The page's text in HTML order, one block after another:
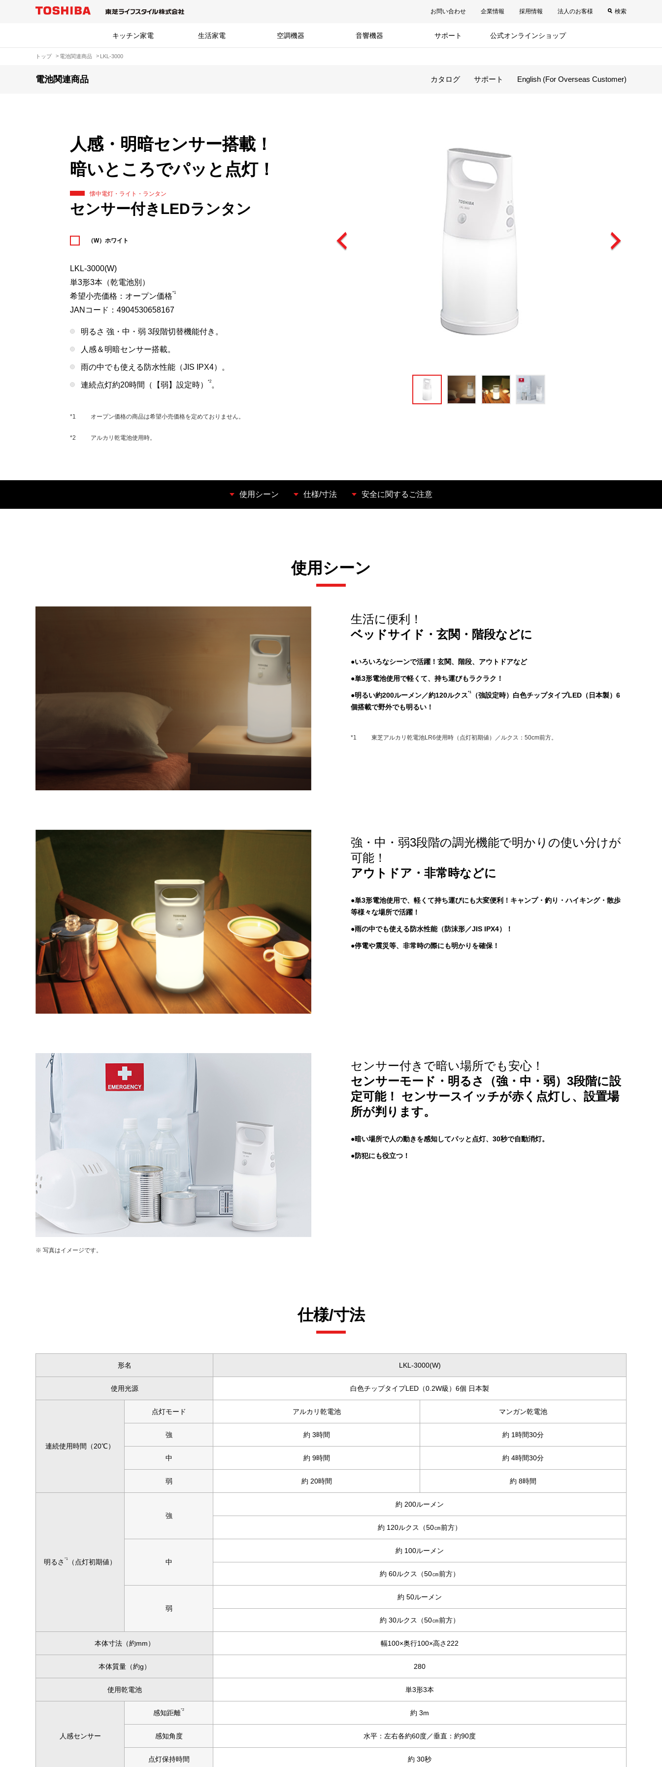
お問い合わせ 企業情報 採用情報 法人のお客様 検索
キッチン家電 生活家電 空調機器 音響機器 サポート 公式オンラインショップ
トップ 電池関連商品 LKL-3000
電池関連商品 カタログ サポート English (For Overseas Customer)
人感・明暗センサー搭載！
暗いところでパッと点灯！
懐中電灯・ライト・ランタン
センサー付きLEDランタン
（W）ホワイト
LKL-3000(W)
単3形3本（乾電池別）
希望小売価格：オープン価格*1
JANコード：4904530658167
明るさ 強・中・弱 3段階切替機能付き。
人感＆明暗センサー搭載。
雨の中でも使える防水性能（JIS IPX4）。
連続点灯約20時間（【弱】設定時） *2 。
*1 オープン価格の商品は希望小売価格を定めておりません。
*2 アルカリ乾電池使用時。
使用シーン 仕様/寸法 安全に関するご注意
使用シーン
生活に便利！
ベッドサイド・玄関・階段などに
●いろいろなシーンで活躍！玄関、階段、アウトドアなど
●単3形電池使用で軽くて、持ち運びもラクラク！
●明るい約200ルーメン／約120ルクス*1
（強設定時）白色チップタイプLED（日本製）6
個搭載で野外でも明るい！
*1 東芝アルカリ乾電池LR6使用時（点灯初期値）／ルクス：50cm前方。
強・中・弱3段階の調光機能で明かりの使い分けが
可能！
アウトドア・非常時などに
●単3形電池使用で、軽くて持ち運びにも大変便利！キャンプ・釣り・ハイキング・散歩
等様々な場所で活躍！
●雨の中でも使える防水性能（防沫形／JIS IPX4）！
●停電や震災等、非常時の際にも明かりを確保！
センサー付きで暗い場所でも安心！
センサーモード・明るさ（強・中・弱）3段階に設
定可能！ センサースイッチが赤く点灯し、設置場
所が判ります。
●暗い場所で人の動きを感知してパッと点灯、30秒で自動消灯。
●防犯にも役立つ！
※ 写真はイメージです。
仕様/寸法
形名 LKL-3000(W)
使用光源 白色チップタイプLED（0.2W級）6個 日本製
連続使用時間（20℃）
点灯モード アルカリ乾電池 マンガン乾電池
強 約 3時間 約 1時間30分
中 約 9時間 約 4時間30分
弱 約 20時間 約 8時間
明るさ *1 （点灯初期値）
強
約 200ルーメン
約 120ルクス（50㎝前方）
中
約 100ルーメン
約 60ルクス（50㎝前方）
弱
約 50ルーメン
約 30ルクス（50㎝前方）
本体寸法（約mm） 幅100×奥行100×高さ222
本体質量（約g） 280
使用乾電池 単3形3本
人感センサー
感知距離*2 約 3m
感知角度 水平：左右各約60度／垂直：約90度
点灯保持時間 約 30秒